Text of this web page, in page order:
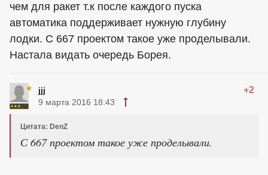
чем для ракет т.к после каждого пуска
автоматика поддерживает нужную глубину
лодки. С 667 проектом такое уже проделывали.
Настала видать очередь Борея.
jjj +2
9 марта 2016 18:43
Цитата: DenZ
С 667 проектом такое уже проделывали.